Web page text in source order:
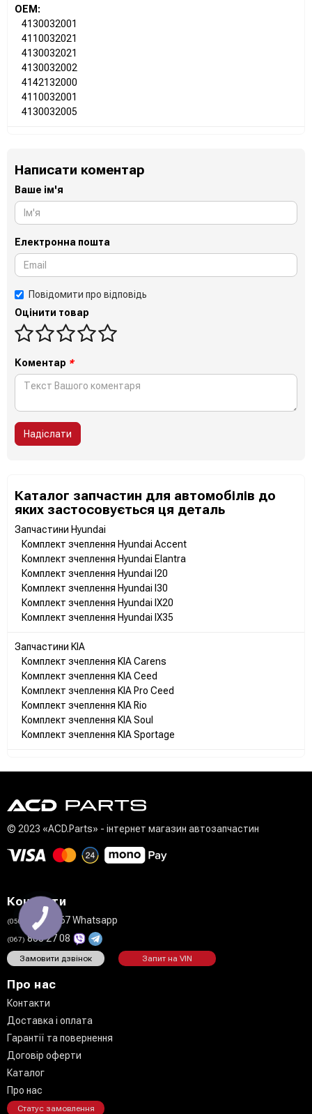
OEM:
4130032001
4110032021
4130032021
4130032002
4142132000
4110032001
4130032005
Написати коментар
Ваше ім'я
Електронна пошта
Повідомити про відповідь
Оцінити товар
Коментар *
Надіслати
Каталог запчастин для автомобілів до
яких застосовується ця деталь
Запчастини Hyundai
Комплект зчеплення Hyundai Accent
Комплект зчеплення Hyundai Elantra
Комплект зчеплення Hyundai I20
Комплект зчеплення Hyundai I30
Комплект зчеплення Hyundai IX20
Комплект зчеплення Hyundai IX35
Запчастини KIA
Комплект зчеплення KIA Carens
Комплект зчеплення KIA Ceed
Комплект зчеплення KIA Pro Ceed
Комплект зчеплення KIA Rio
Комплект зчеплення KIA Soul
Комплект зчеплення KIA Sportage
© 2023 «ACD.Parts» - інтернет магазин автозапчастин
Контакти
(050) 711 02 67 Whatsapp
(067)808 27 08
Замовити дзвінок Запит на VIN
Про нас
Контакти
Доставка і оплата
Гарантії та повернення
Договір оферти
Каталог
Про нас
Статус замовлення